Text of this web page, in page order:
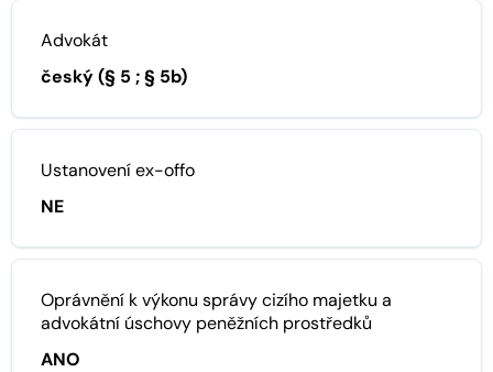
Advokát
český (§ 5 ; § 5b)
Ustanovení ex-offo
NE
Oprávnění k výkonu správy cizího majetku a
advokátní úschovy peněžních prostředků
ANO